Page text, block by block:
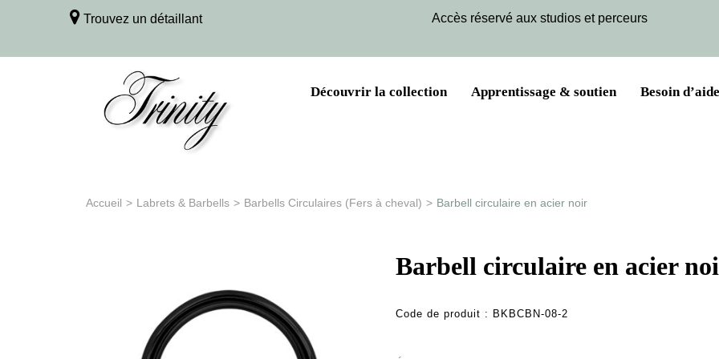
Trouvez un détaillant Accès réservé aux studios et perceurs
Découvrir la collection Apprentissage & soutien Besoin
Accueil > Labrets & Barbells > Barbells Circulaires (Fers à cheval) > Barbell circulaire en acier noir
Barbell circulaire en acier
Code de produit : BKBCBN-08-2